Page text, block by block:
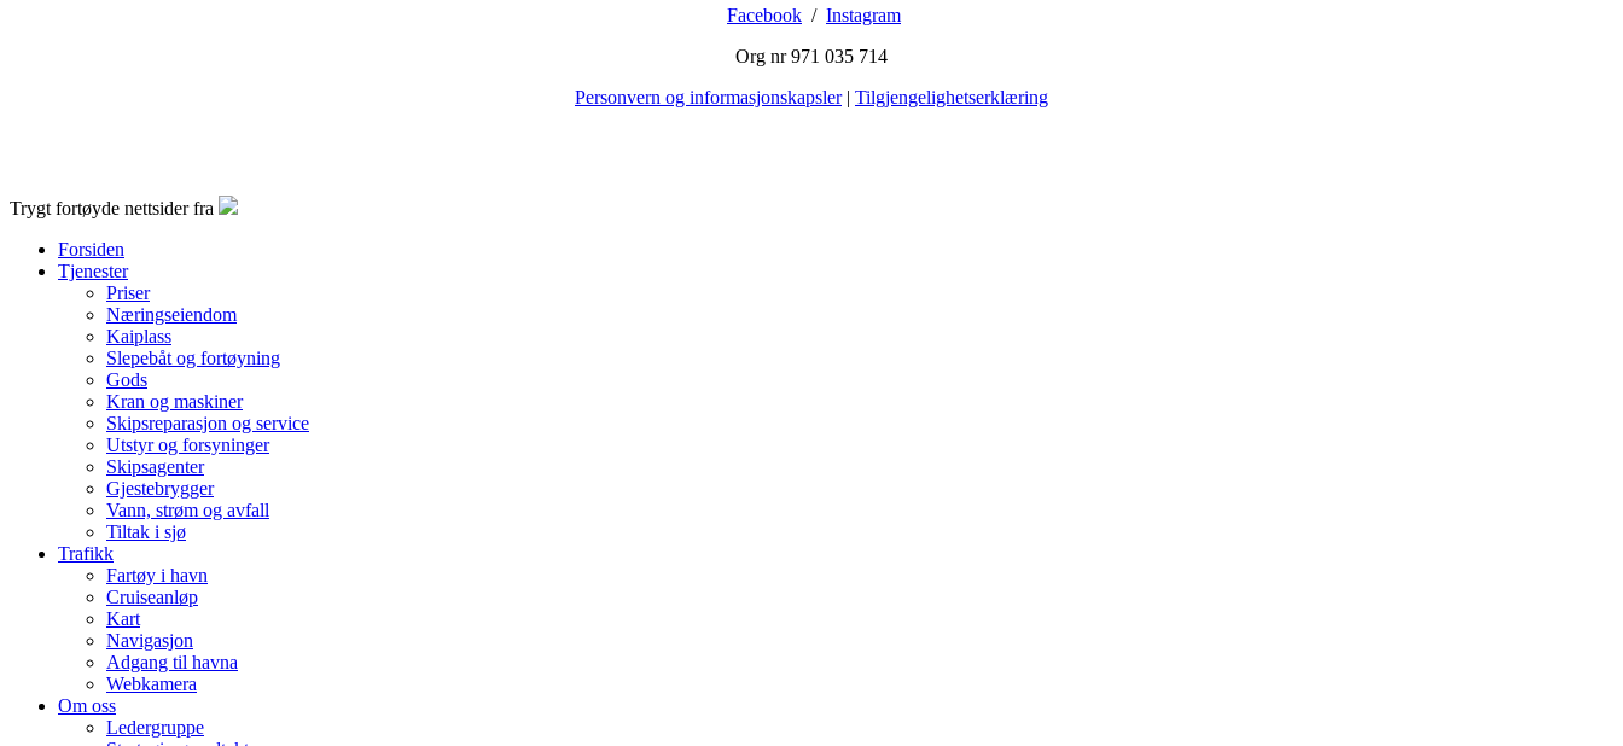
Facebook / Instagram
Org nr 971 035 714
Personvern og informasjonskapsler| Tilgjengelighetserklæring
Trygt fortøyde nettsider fra
Forsiden
Tjenester
Priser
Næringseiendom
Kaiplass
Slepebåt og fortøyning
Gods
Kran og maskiner
Skipsreparasjon og service
Utstyr og forsyninger
Skipsagenter
Gjestebrygger
Vann, strøm og avfall
Tiltak i sjø
Trafikk
Fartøy i havn
Cruiseanløp
Kart
Navigasjon
Adgang til havna
Webkamera
Om oss
Ledergruppe